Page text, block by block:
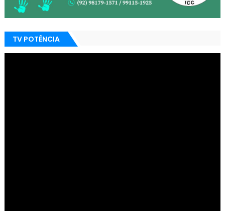
TV POTÊNCIA